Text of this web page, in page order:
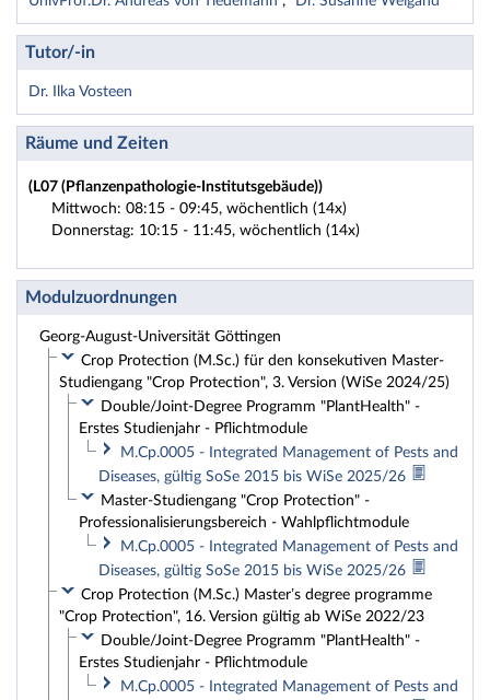
Tutor/-in
Dr. Ilka Vosteen
Räume und Zeiten
(L07 (Pflanzenpathologie-Institutsgebäude))
Mittwoch: 08:15 - 09:45, wöchentlich (14x)
Donnerstag: 10:15 - 11:45, wöchentlich (14x)
Modulzuordnungen
Georg-August-Universität Göttingen
Crop Protection (M.Sc.) für den konsekutiven Master-
Studiengang "Crop Protection", 3. Version (WiSe 2024/25)
Double/Joint-Degree Programm "PlantHealth" -
Erstes Studienjahr - Pflichtmodule
M.Cp.0005 - Integrated Management of Pests and
Diseases, gültig SoSe 2015 bis WiSe 2025/26
Master-Studiengang "Crop Protection" -
Professionalisierungsbereich - Wahlpflichtmodule
M.Cp.0005 - Integrated Management of Pests and
Diseases, gültig SoSe 2015 bis WiSe 2025/26
Crop Protection (M.Sc.) Master’s degree programme
"Crop Protection", 16. Version gültig ab WiSe 2022/23
Double/Joint-Degree Programm "PlantHealth" -
Erstes Studienjahr - Pflichtmodule
M.Cp.0005 - Integrated Management of Pests and